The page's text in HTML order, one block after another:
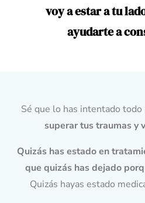
voy a estar a tu
ayudarte a
Sé que lo has intentado
superar tus traumas y
Quizás has estado en
que quizás has dejado
Quizás hayas estado